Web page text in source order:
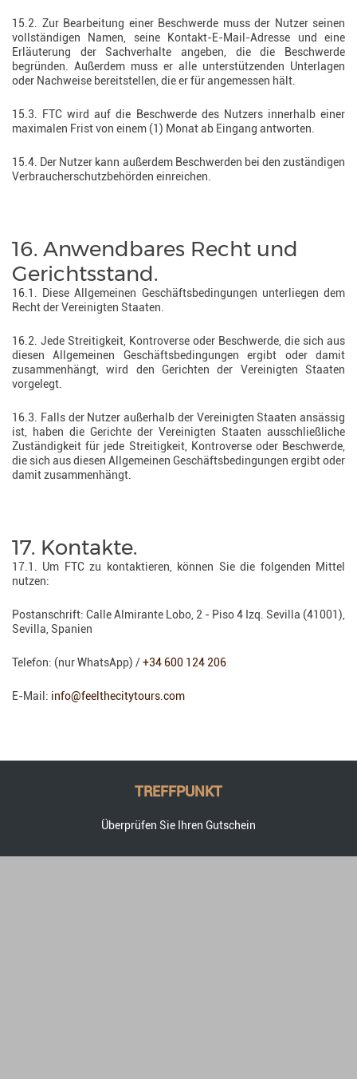
15.2. Zur Bearbeitung einer Beschwerde muss der Nutzer seinen
vollständigen Namen, seine Kontakt-E-Mail-Adresse und eine
Erläuterung der Sachverhalte angeben, die die Beschwerde
begründen. Außerdem muss er alle unterstützenden Unterlagen
oder Nachweise bereitstellen, die er für angemessen hält.
15.3. FTC wird auf die Beschwerde des Nutzers innerhalb einer
maximalen Frist von einem (1) Monat ab Eingang antworten.
15.4. Der Nutzer kann außerdem Beschwerden bei den zuständigen
Verbraucherschutzbehörden einreichen.
16. Anwendbares Recht und
Gerichtsstand.
16.1. Diese Allgemeinen Geschäftsbedingungen unterliegen dem
Recht der Vereinigten Staaten.
16.2. Jede Streitigkeit, Kontroverse oder Beschwerde, die sich aus
diesen Allgemeinen Geschäftsbedingungen ergibt oder damit
zusammenhängt, wird den Gerichten der Vereinigten Staaten
vorgelegt.
16.3. Falls der Nutzer außerhalb der Vereinigten Staaten ansässig
ist, haben die Gerichte der Vereinigten Staaten ausschließliche
Zuständigkeit für jede Streitigkeit, Kontroverse oder Beschwerde,
die sich aus diesen Allgemeinen Geschäftsbedingungen ergibt oder
damit zusammenhängt.
17. Kontakte.
17.1. Um FTC zu kontaktieren, können Sie die folgenden Mittel
nutzen:
Postanschrift: Calle Almirante Lobo, 2 - Piso 4 Izq. Sevilla (41001),
Sevilla, Spanien
Telefon: (nur WhatsApp) /+34 600 124 206
E-Mail: info@feelthecitytours.com
TREFFPUNKT
Überprüfen Sie Ihren Gutschein